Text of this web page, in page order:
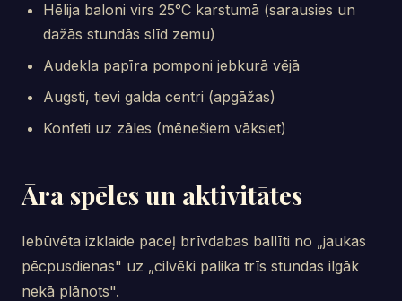
Hēlija baloni virs 25°C karstumā (sarausies un
dažās stundās slīd zemu)
Audekla papīra pomponi jebkurā vējā
Augsti, tievi galda centri (apgāžas)
Konfeti uz zāles (mēnešiem vāksiet)
Āra spēles un aktivitātes
Iebūvēta izklaide paceļ brīvdabas ballīti no „jaukas
pēcpusdienas" uz „cilvēki palika trīs stundas ilgāk
nekā plānots".